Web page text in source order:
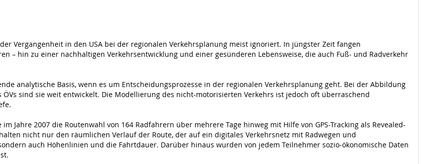
Vergangenheit in den USA bei der regionalen Verkehrsplanung meist ignoriert. In jüngster Zeit fangen
– hin zu einer nachhaltigen Verkehrsentwicklung und einer gesünderen Lebensweise, die auch Fuß- und Radverkehr
analytische Basis, wenn es um Entscheidungsprozesse in der regionalen Verkehrsplanung geht. Bei der Abbildung
sind sie weit entwickelt. Die Modellierung des nicht-motorisierten Verkehrs ist jedoch oft überraschend
Jahre 2007 die Routenwahl von 164 Radfahrern über mehrere Tage hinweg mit Hilfe von GPS-Tracking als Revealed-
nicht nur den räumlichen Verlauf der Route, der auf ein digitales Verkehrsnetz mit Radwegen und
auch Höhenlinien und die Fahrtdauer. Darüber hinaus wurden von jedem Teilnehmer sozio-ökonomische Daten